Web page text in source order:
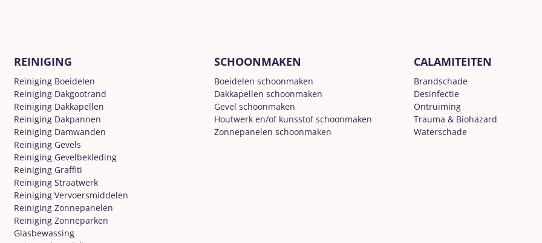
REINIGING
Reiniging Boeidelen
Reiniging Dakgootrand
Reiniging Dakkapellen
Reiniging Dakpannen
Reiniging Damwanden
Reiniging Gevels
Reiniging Gevelbekleding
Reiniging Graffiti
Reiniging Straatwerk
Reiniging Vervoersmiddelen
Reiniging Zonnepanelen
Reiniging Zonneparken
Glasbewassing
SCHOONMAKEN
Boeidelen schoonmaken
Dakkapellen schoonmaken
Gevel schoonmaken
Houtwerk en/of kunsstof schoonmaken
Zonnepanelen schoonmaken
CALAMITEITEN
Brandschade
Desinfectie
Ontruiming
Trauma & Biohazard
Waterschade